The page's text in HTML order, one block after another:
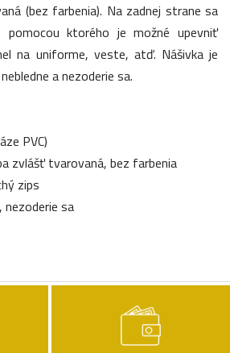
(bez farbenia). Na zadnej strane sa
pomocou ktorého je možné upevniť
na uniforme, veste, atď. Nášivka je
a nezoderie sa.
PVC)
zvlášť tvarovaná, bez farbenia
zips
nezoderie sa